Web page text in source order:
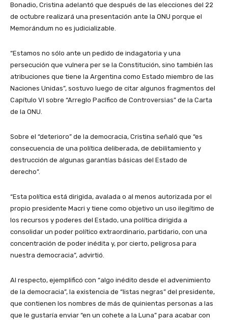
Bonadio, Cristina adelantó que después de las elecciones del 22
de octubre realizará una presentación ante la ONU porque el
Memorándum no es judicializable.
“Estamos no sólo ante un pedido de indagatoria y una
persecución que vulnera per se la Constitución, sino también las
atribuciones que tiene la Argentina como Estado miembro de las
Naciones Unidas”, sostuvo luego de citar algunos fragmentos del
Capítulo VI sobre “Arreglo Pacífico de Controversias” de la Carta
de la ONU.
Sobre el “deterioro” de la democracia, Cristina señaló que “es
consecuencia de una política deliberada, de debilitamiento y
destrucción de algunas garantías básicas del Estado de
derecho”.
“Esta política está dirigida, avalada o al menos autorizada por el
propio presidente Macri y tiene como objetivo un uso ilegítimo de
los recursos y poderes del Estado, una política dirigida a
consolidar un poder político extraordinario, partidario, con una
concentración de poder inédita y, por cierto, peligrosa para
nuestra democracia”, advirtió.
Al respecto, ejemplificó con “algo inédito desde el advenimiento
de la democracia”, la existencia de “listas negras” del presidente,
que contienen los nombres de más de quinientas personas a las
que le gustaría enviar “en un cohete a la Luna” para acabar con